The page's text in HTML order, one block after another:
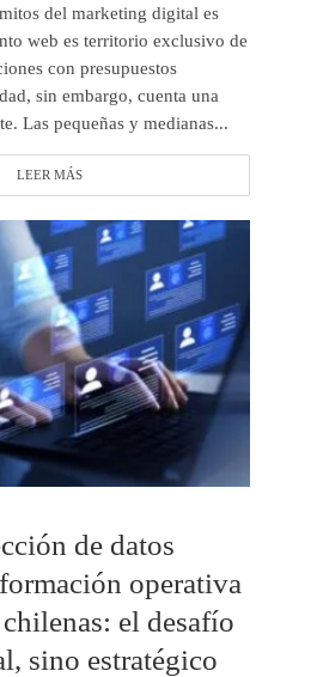
del marketing digital es
web es territorio exclusivo de
con presupuestos
sin embargo, cuenta una
Las pequeñas y medianas...
LEER MÁS
de datos
operativa
chilenas: el desafío
sino estratégico